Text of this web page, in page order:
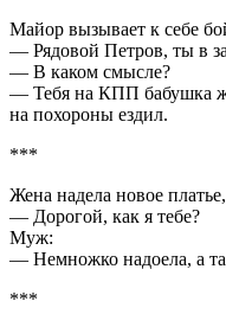
Майор вызывает к себе
— Рядовой Петров, ты в
— В каком смысле?
— Тебя на КПП бабушка
на похороны ездил.
***
Жена надела новое
— Дорогой, как я тебе?
Муж:
— Немножко надоела, а
***